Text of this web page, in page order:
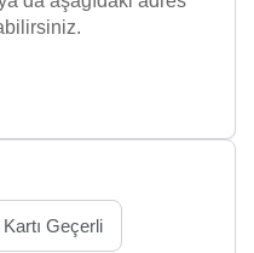
Geçerli